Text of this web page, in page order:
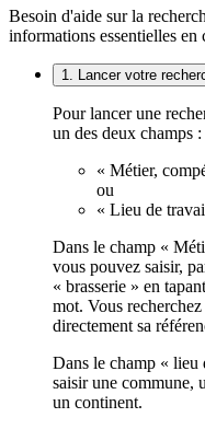
Besoin d'aide sur la
informations essentielles
1. Lancer votre
Pour lancer une
un des deux champs :
« Métier,
ou
« Lieu de
Dans le champ «
vous pouvez saisir,
« brasserie » en
mot. Vous
directement sa
Dans le champ « lieu
saisir une commune,
un continent.